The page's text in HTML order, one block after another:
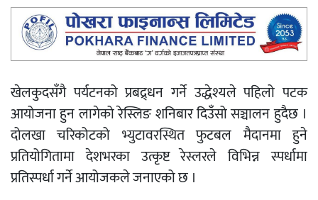
खेलकुदसँगै पर्यटनको प्रबद्र्धन गर्ने उद्धेश्यले पहिलो पटक
आयोजना हुन लागेको रेस्लिङ शनिबार दिउँसो सञ्चालन हुदैछ ।
दोलखा चरिकोटको भ्युटावरस्थित फुटबल मैदानमा हुने
प्रतियोगितामा देशभरका उत्कृष्ट रेस्लरले विभिन्न स्पर्धामा
प्रतिस्पर्धा गर्ने आयोजकले जनाएको छ ।